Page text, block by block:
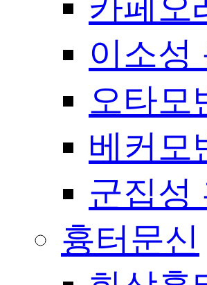
카페오
이소성
오타모
베커모
군집성
흉터문신